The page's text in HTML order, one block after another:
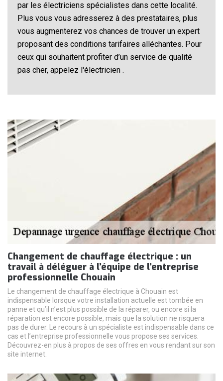
par les électriciens spécialistes dans cette localité.
Plus vous vous adresserez à des prestataires, plus
vous augmenterez vos chances de trouver un expert
proposant des conditions tarifaires alléchantes. Pour
ceux qui souhaitent profiter d’un service de qualité
pas cher, appelez l'électricien .
Changement de chauffage électrique : un
travail à déléguer à l’équipe de l’entreprise
professionnelle Chouain
Le changement de chauffage électrique à Chouain est
indispensable lorsque votre installation actuelle est tombée en
panne et qu’il n’est plus possible de la réparer, ou encore si la
réparation est encore possible, mais que la solution ne risquera
pas de durer. Le recours à un spécialiste est indispensable dans ce
cas et l’entreprise professionnelle vous propose ses services.
Découvrez-en plus à propos de ses offres en vous rendant sur son
site internet.